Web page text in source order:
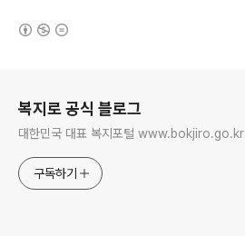
복지로 공식 블로그
대한민국 대표 복지포털 www.bokjiro.go.kr
구독하기